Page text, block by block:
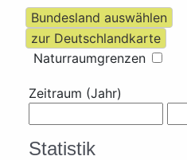
Naturraumgrenzen
Zeitraum (Jahr)
Statistik